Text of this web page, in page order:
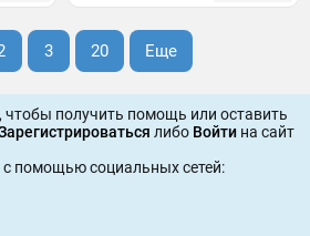
3 20 Еще
получить помощь или оставить
либо Войти на сайт
помощью социальных сетей: